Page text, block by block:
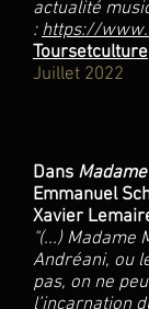
actualité
:https://
Toursetculture
Juillet 2022
Dans
Emmanuel
Xavier
"(...) Madame
Andréani, ou
pas, on ne
l’incarnation